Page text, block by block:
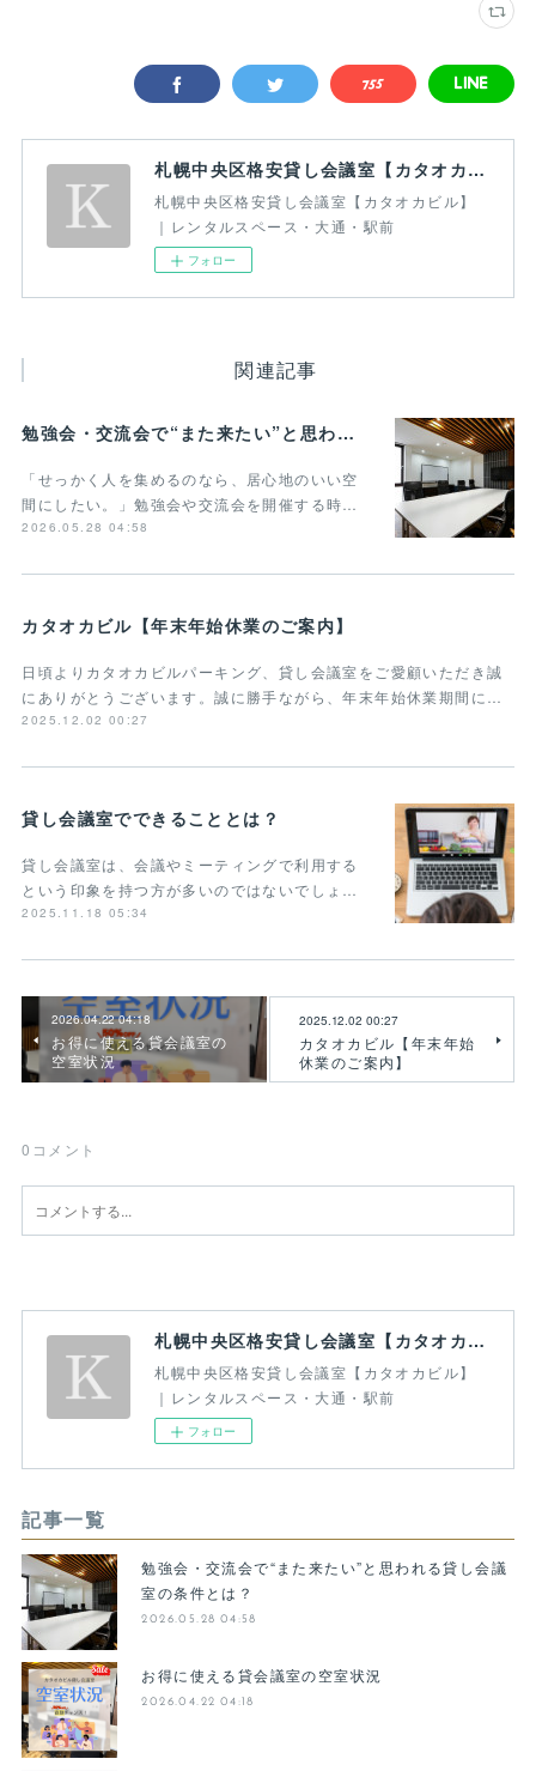
札幌中央区格安貸し会議室【カタオカビル】｜レンタルスペース・大通・駅前
札幌中央区格安貸し会議室【カタオカビル】
｜レンタルスペース・大通・駅前
フォロー
関連記事
勉強会・交流会で“また来たい”と思われる貸し会議室の条件とは？
「せっかく人を集めるのなら、居心地のいい空
間にしたい。」勉強会や交流会を開催する時…
2026.05.28 04:58
カタオカビル【年末年始休業のご案内】
日頃よりカタオカビルパーキング、貸し会議室をご愛顧いただき誠
にありがとうございます。誠に勝手ながら、年末年始休業期間に…
2025.12.02 00:27
貸し会議室でできることとは？
貸し会議室は、会議やミーティングで利用する
という印象を持つ方が多いのではないでしょ…
2025.11.18 05:34
2026.04.22 04:18
お得に使える貸会議室の
空室状況
2025.12.02 00:27
カタオカビル【年末年始
休業のご案内】
0 コメント
札幌中央区格安貸し会議室【カタオカビル】｜レンタルスペース・大通・駅前
札幌中央区格安貸し会議室【カタオカビル】
｜レンタルスペース・大通・駅前
フォロー
記事一覧
勉強会・交流会で“また来たい”と思われる貸し会議
室の条件とは？
2026.05.28 04:58
お得に使える貸会議室の空室状況
2026.04.22 04:18